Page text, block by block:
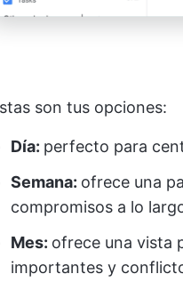
son tus opciones:
Día: perfecto para
Semana: ofrece una
compromisos a lo
Mes: ofrece una vista
importantes y